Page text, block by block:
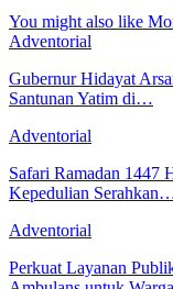
You might also like
Adventorial
Gubernur Hidayat
Santunan Yatim di…
Adventorial
Safari Ramadan 1447
Kepedulian
Adventorial
Perkuat Layanan